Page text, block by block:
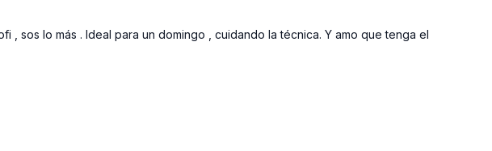
sos lo más . Ideal para un domingo , cuidando la técnica. Y amo que tenga el